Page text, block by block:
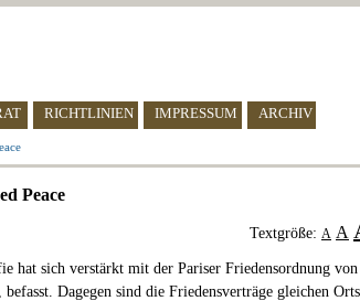
RICHTLINIEN IMPRESSUM ARCHIV
Peace
Textgröße: A A
hat sich verstärkt mit der Pariser Friedensordnung von
Dagegen sind die Friedensverträge gleichen Orts